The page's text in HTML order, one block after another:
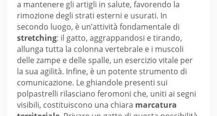
a mantenere gli artigli in salute, favorendo la
rimozione degli strati esterni e usurati. In
secondo luogo, è un’attività fondamentale di
stretching: il gatto, aggrappandosi e tirando,
allunga tutta la colonna vertebrale e i muscoli
delle zampe e delle spalle, un esercizio vitale per
la sua agilità. Infine, è un potente strumento di
comunicazione. Le ghiandole presenti sui
polpastrelli rilasciano feromoni che, uniti ai segni
visibili, costituiscono una chiara marcatura